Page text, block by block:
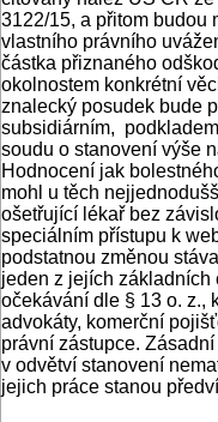
3122/15, a přitom budou
vlastního právního
částka přiznaného
okolnostem konkrétní
znalecký posudek bude
subsidiárním,
soudu o stanovení výše
Hodnocení jak
mohl u těch
ošetřující lékař bez
speciálním přístupu k
podstatnou změnou
jeden z jejích
očekávání dle § 13 o. z.,
advokáty, komerční
právní zástupce.
v odvětví stanovení
jejich práce stanou